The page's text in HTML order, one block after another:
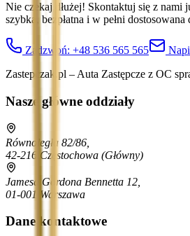
Nie czekaj dłużej! Skontaktuj się z nami
szybka, bezpłatna i w pełni
Zadzwoń: +48 536 565 565
Zastepczak.pl – Auta Zastępcze z OC
Nasze główne oddziały
Równoległa 82/86,
42-216 Częstochowa (Główny)
Jamesa Gordona Bennetta 12,
01-001 Warszawa
Dane kontaktowe